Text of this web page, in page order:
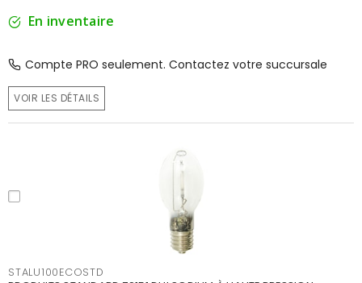
En inventaire
Compte PRO seulement. Contactez votre succursale
VOIR LES DÉTAILS
STALU100ECOSTD